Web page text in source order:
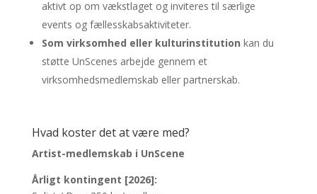
aktivt op om vækstlaget og inviteres til særlige
events og fællesskabsaktiviteter.
Som virksomhed eller kulturinstitution kan du
støtte UnScenes arbejde gennem et
virksomhedsmedlemskab eller partnerskab.
Hvad koster det at være med?
Artist-medlemskab i UnScene
Årligt kontingent [2026]: